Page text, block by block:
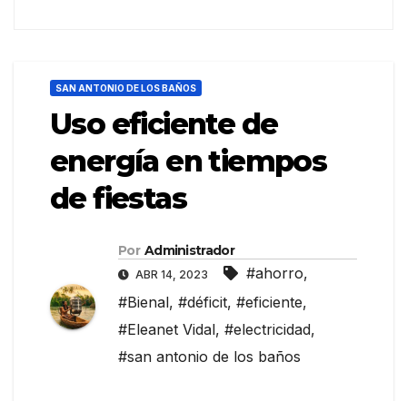
SAN ANTONIO DE LOS BAÑOS
Uso eficiente de
energía en tiempos
de fiestas
Por Administrador
ABR 14, 2023 #ahorro,
#Bienal, #déficit, #eficiente,
#Eleanet Vidal, #electricidad,
#san antonio de los baños